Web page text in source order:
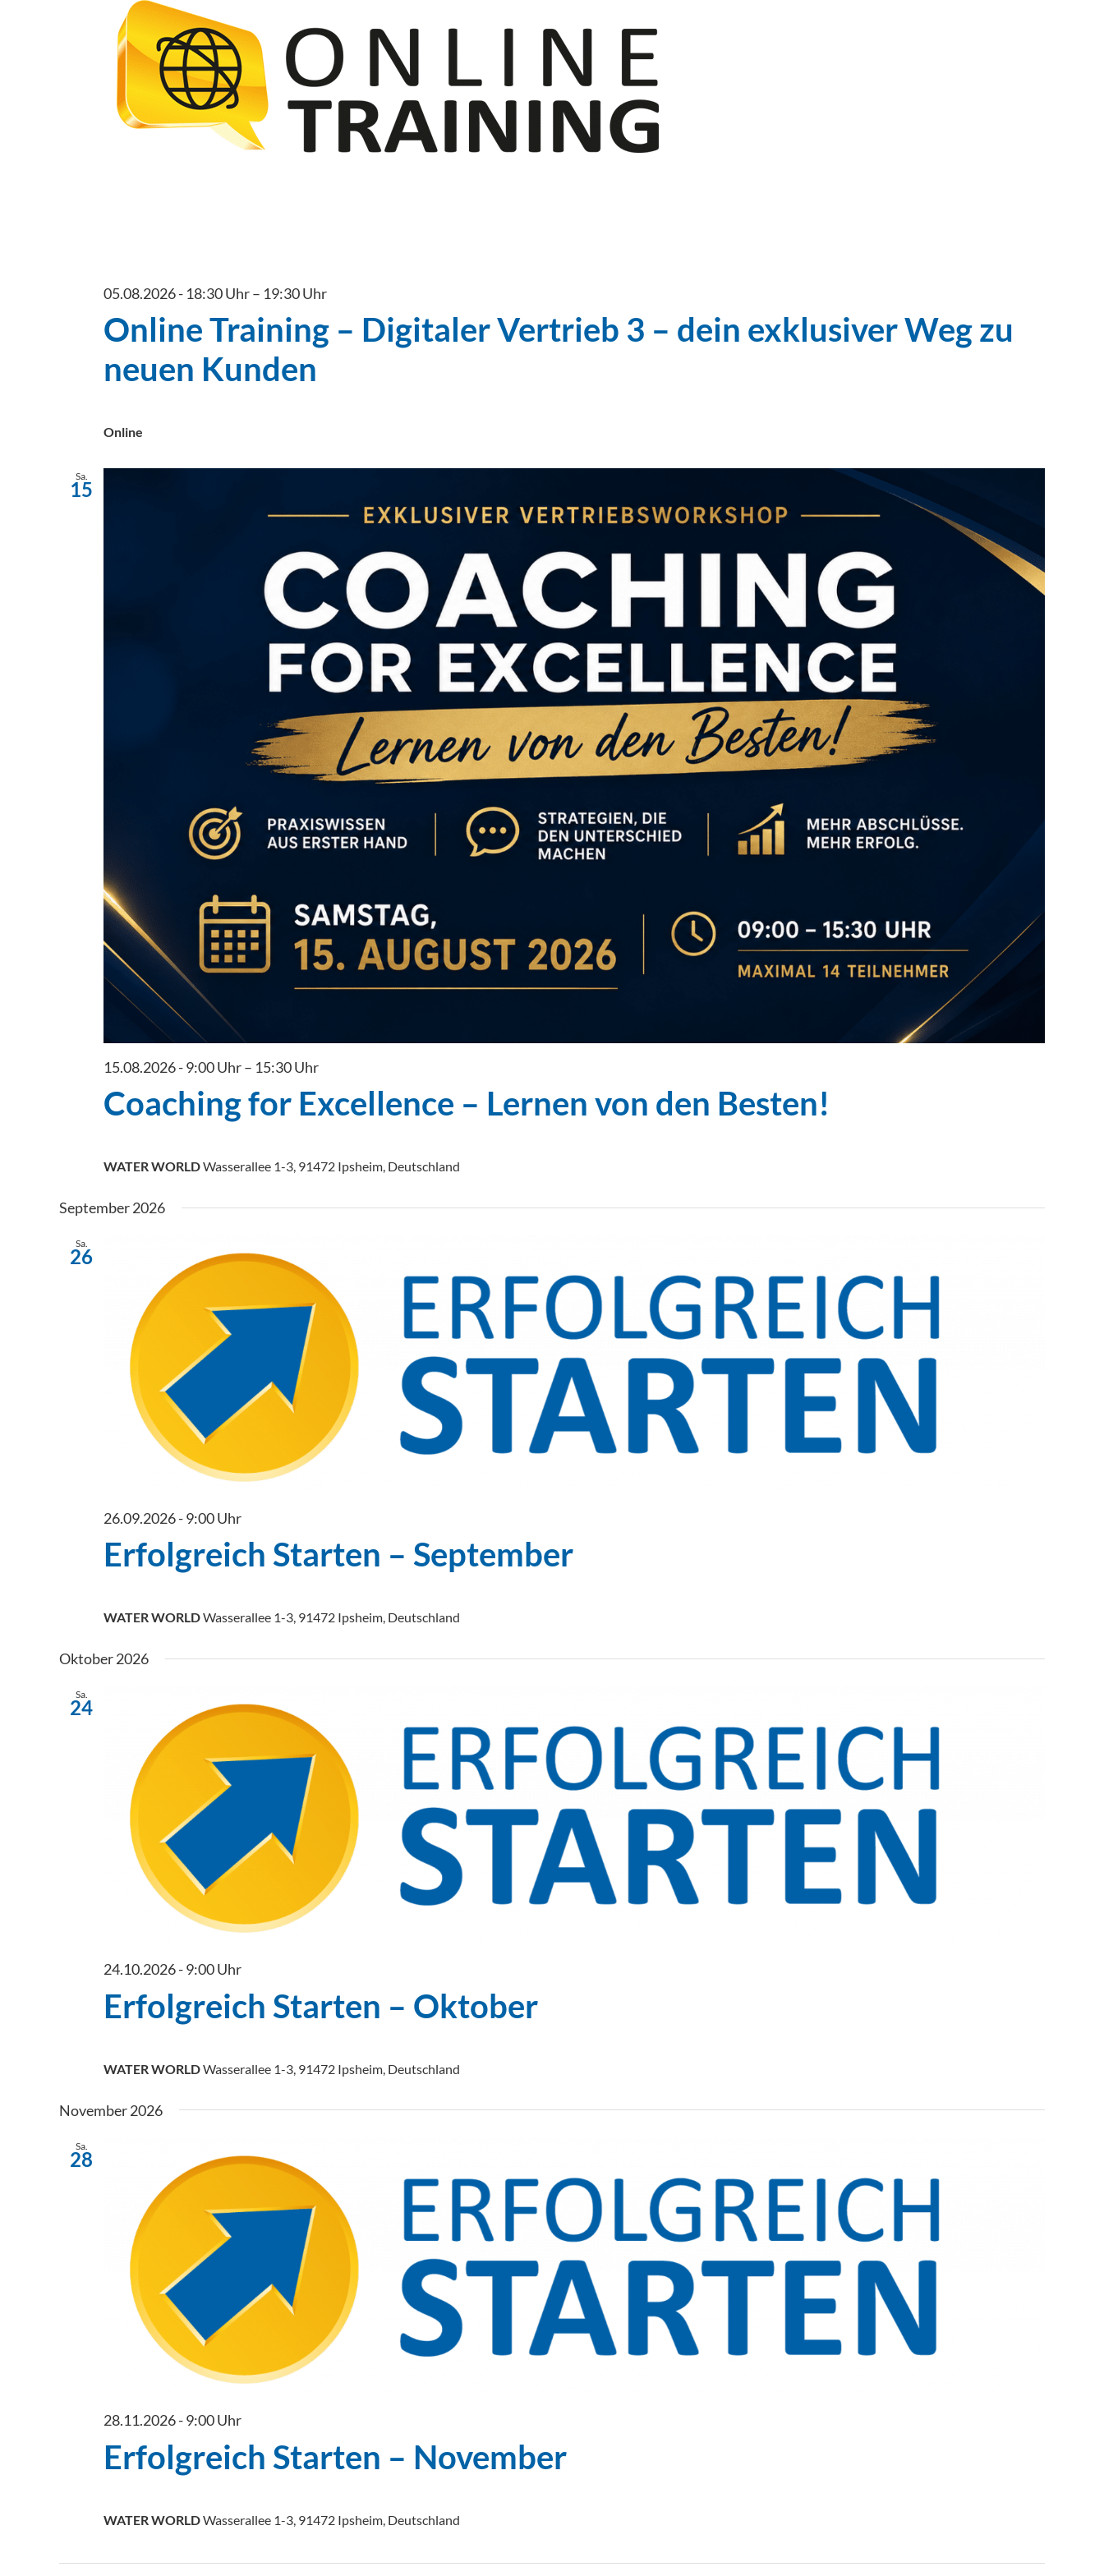
05.08.2026 - 18:30 Uhr– 19:30 Uhr
Online Training – Digitaler Vertrieb 3 – dein exklusiver Weg zu
neuen Kunden
Online
Sa.
15
15.08.2026 - 9:00 Uhr– 15:30 Uhr
Coaching for Excellence – Lernen von den Besten!
WATER WORLDWasserallee 1-3, 91472 Ipsheim, Deutschland
September 2026
Sa.
26
26.09.2026 - 9:00 Uhr
Erfolgreich Starten – September
WATER WORLDWasserallee 1-3, 91472 Ipsheim, Deutschland
Oktober 2026
Sa.
24
24.10.2026 - 9:00 Uhr
Erfolgreich Starten – Oktober
WATER WORLDWasserallee 1-3, 91472 Ipsheim, Deutschland
November 2026
Sa.
28
28.11.2026 - 9:00 Uhr
Erfolgreich Starten – November
WATER WORLDWasserallee 1-3, 91472 Ipsheim, Deutschland